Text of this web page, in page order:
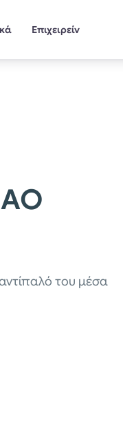
Επιχειρείν
ΑΟ
του μέσα